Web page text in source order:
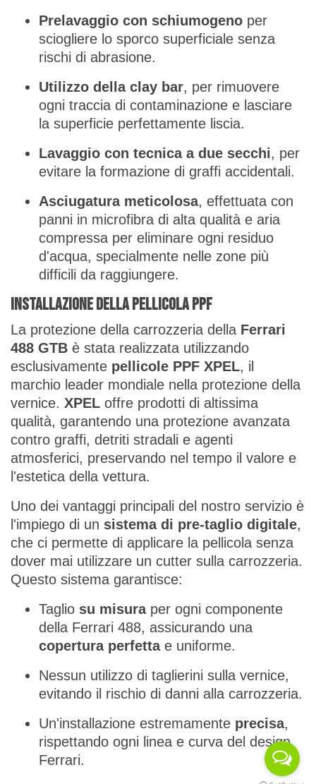
Prelavaggio con schiumogeno per
sciogliere lo sporco superficiale senza
rischi di abrasione.
Utilizzo della clay bar, per rimuovere
ogni traccia di contaminazione e lasciare
la superficie perfettamente liscia.
Lavaggio con tecnica a due secchi, per
evitare la formazione di graffi accidentali.
Asciugatura meticolosa, effettuata con
panni in microfibra di alta qualità e aria
compressa per eliminare ogni residuo
d'acqua, specialmente nelle zone più
difficili da raggiungere.
Installazione della pellicola PPF
La protezione della carrozzeria della Ferrari
488 GTB è stata realizzata utilizzando
esclusivamente pellicole PPF XPEL, il
marchio leader mondiale nella protezione della
vernice. XPEL offre prodotti di altissima
qualità, garantendo una protezione avanzata
contro graffi, detriti stradali e agenti
atmosferici, preservando nel tempo il valore e
l'estetica della vettura.
Uno dei vantaggi principali del nostro servizio è
l'impiego di un sistema di pre-taglio digitale,
che ci permette di applicare la pellicola senza
dover mai utilizzare un cutter sulla carrozzeria.
Questo sistema garantisce:
Taglio su misuraper ogni componente
della Ferrari 488, assicurando una
copertura perfettae uniforme.
Nessun utilizzo di taglierini sulla vernice,
evitando il rischio di danni alla carrozzeria.
Un'installazione estremamente precisa,
rispettando ogni linea e curva del design
Ferrari.